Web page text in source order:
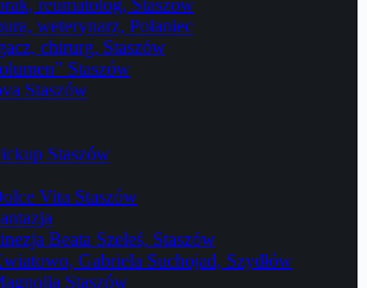
reumatolog, Staszów
weterynarz, Połaniec
chirurg, Staszów
Staszów
Staszów
Staszów
Vita Staszów
Beata Szeleś, Staszów
Gabriela Suchojad, Szydłów
Staszów